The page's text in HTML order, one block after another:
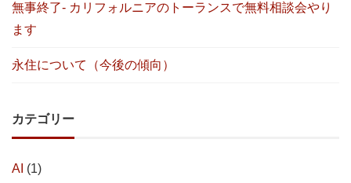
無事終了- カリフォルニアのトーランスで無料相談会やり
ます
永住について（今後の傾向）
カテゴリー
AI (1)